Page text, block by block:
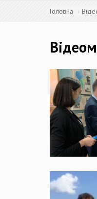
Головна